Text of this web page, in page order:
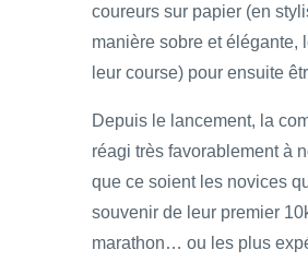
coureurs sur papier (en
manière sobre et élégante,
leur course) pour ensuite
Depuis le lancement, la
réagi très favorablement à
que ce soient les novices
souvenir de leur premier
marathon… ou les plus